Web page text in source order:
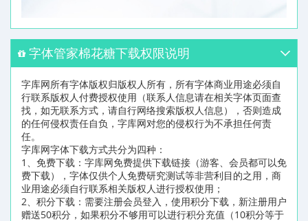
字体管家棉花糖下载权限说明
字库网所有字体版权归版权人所有，所有字体商业用途必须自
行联系版权人付费授权使用（联系人信息请在相关字体页面查
找，如无联系方式，请自行网络搜索版权人信息），否则造成
的任何侵权责任自负，字库网对您的侵权行为不承担任何责
任。
字库网字体下载方式共分为四种：
1、免费下载：字库网免费提供下载链接（游客、会员都可以免
费下载），字体仅供个人免费研究测试等非营利目的之用，商
业用途必须自行联系相关版权人进行授权使用；
2、积分下载：需要注册会员登入，使用积分下载，新注册用户
赠送50积分，如果积分不够用可以进行积分充值（10积分等于